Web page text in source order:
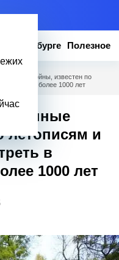
Петербурге Полезное
войны, известен по
которому более 1000 лет
летописям и
в
1000 лет